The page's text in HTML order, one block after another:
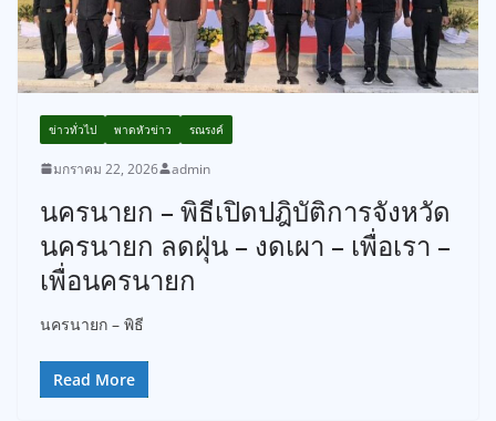
ข่าวทั่วไป พาดหัวข่าว รณรงค์
มกราคม 22, 2026 admin
นครนายก – พิธีเปิดปฎิบัติการจังหวัด
นครนายก ลดฝุ่น – งดเผา – เพื่อเรา –
เพื่อนครนายก
นครนายก – พิธี
Read More